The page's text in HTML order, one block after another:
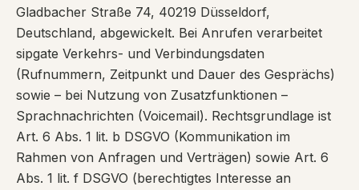
Gladbacher Straße 74, 40219 Düsseldorf,
Deutschland, abgewickelt. Bei Anrufen verarbeitet
sipgate Verkehrs- und Verbindungsdaten
(Rufnummern, Zeitpunkt und Dauer des Gesprächs)
sowie – bei Nutzung von Zusatzfunktionen –
Sprachnachrichten (Voicemail). Rechtsgrundlage ist
Art. 6 Abs. 1 lit. b DSGVO (Kommunikation im
Rahmen von Anfragen und Verträgen) sowie Art. 6
Abs. 1 lit. f DSGVO (berechtigtes Interesse an